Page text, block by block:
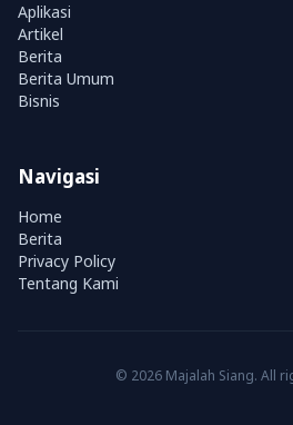
Aplikasi
Artikel
Berita
Berita Umum
Bisnis
Navigasi
Home
Berita
Privacy Policy
Tentang Kami
© 2026 Majalah Siang. All